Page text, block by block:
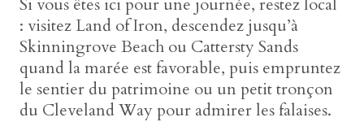
: visitez Land of Iron, descendez jusqu’à
Skinningrove Beach ou Cattersty Sands
quand la marée est favorable, puis empruntez
le sentier du patrimoine ou un petit tronçon
du Cleveland Way pour admirer les falaises.